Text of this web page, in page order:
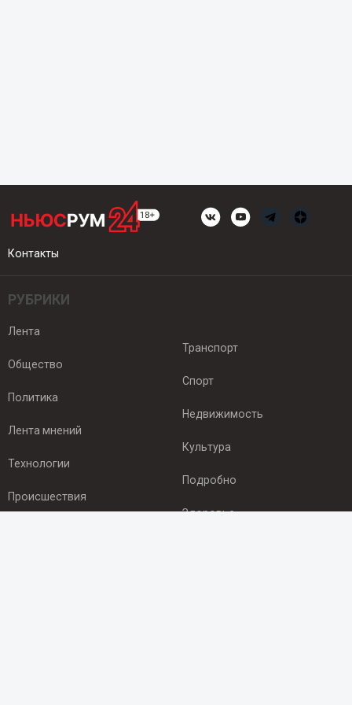
Контакты
РУБРИКИ
Лента
Общество
Политика
Лента мнений
Технологии
Происшествия
Транспорт
Спорт
Недвижимость
Культура
Подробно
Здоровье